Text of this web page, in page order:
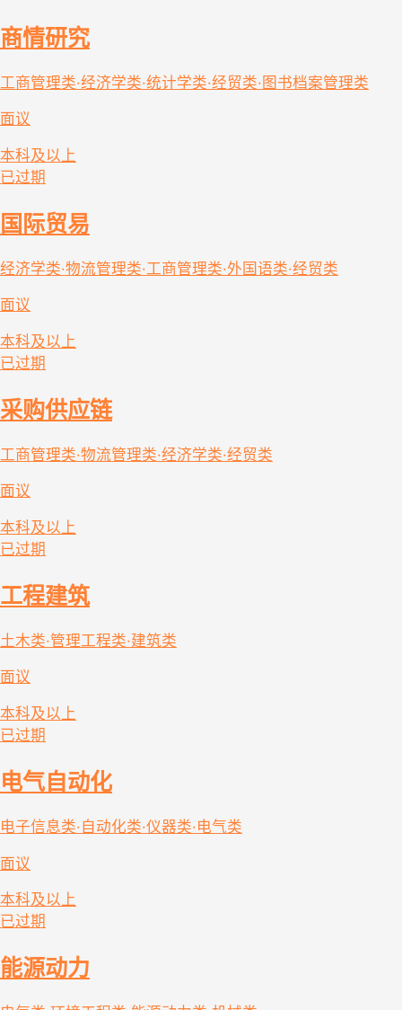
商情研究
工商管理类·经济学类·统计学类·经贸类·图书档案管理类
面议
本科及以上
已过期
国际贸易
经济学类·物流管理类·工商管理类·外国语类·经贸类
面议
本科及以上
已过期
采购供应链
工商管理类·物流管理类·经济学类·经贸类
面议
本科及以上
已过期
工程建筑
土木类·管理工程类·建筑类
面议
本科及以上
已过期
电气自动化
电子信息类·自动化类·仪器类·电气类
面议
本科及以上
已过期
能源动力